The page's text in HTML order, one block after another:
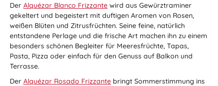
Der Alquézar Blanco Frizzante wird aus Gewürztraminer
gekeltert und begeistert mit duftigen Aromen von Rosen,
weißen Blüten und Zitrusfrüchten. Seine feine, natürlich
entstandene Perlage und die frische Art machen ihn zu einem
besonders schönen Begleiter für Meeresfrüchte, Tapas,
Pasta, Pizza oder einfach für den Genuss auf Balkon und
Terrasse.
Der Alquézar Rosado Frizzante bringt Sommerstimmung ins